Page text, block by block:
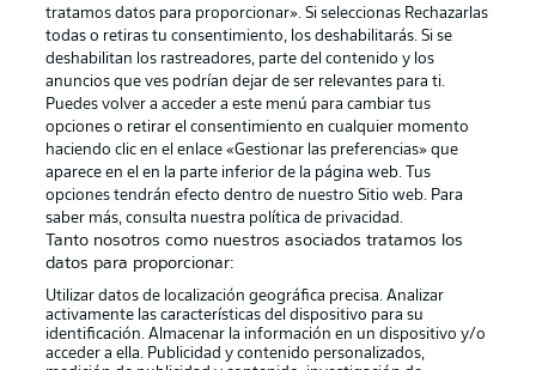
Publicidad Aviso legal
Gestionar las preferencias Declaracion de privacidad
Canales Trabajos
Jugadores Condiciones de uso
Sello Editorial Contacto
tratamos datos para proporcionar». Si seleccionas Rechazarlas
todas o retiras tu consentimiento, los deshabilitarás. Si se
deshabilitan los rastreadores, parte del contenido y los
anuncios que ves podrían dejar de ser relevantes para ti.
Puedes volver a acceder a este menú para cambiar tus
opciones o retirar el consentimiento en cualquier momento
haciendo clic en el enlace «Gestionar las preferencias» que
aparece en el en la parte inferior de la página web. Tus
opciones tendrán efecto dentro de nuestro Sitio web. Para
saber más, consulta nuestra política de privacidad.
Tanto nosotros como nuestros asociados tratamos los
datos para proporcionar:
Utilizar datos de localización geográfica precisa. Analizar
activamente las características del dispositivo para su
identificación. Almacenar la información en un dispositivo y/o
acceder a ella. Publicidad y contenido personalizados,